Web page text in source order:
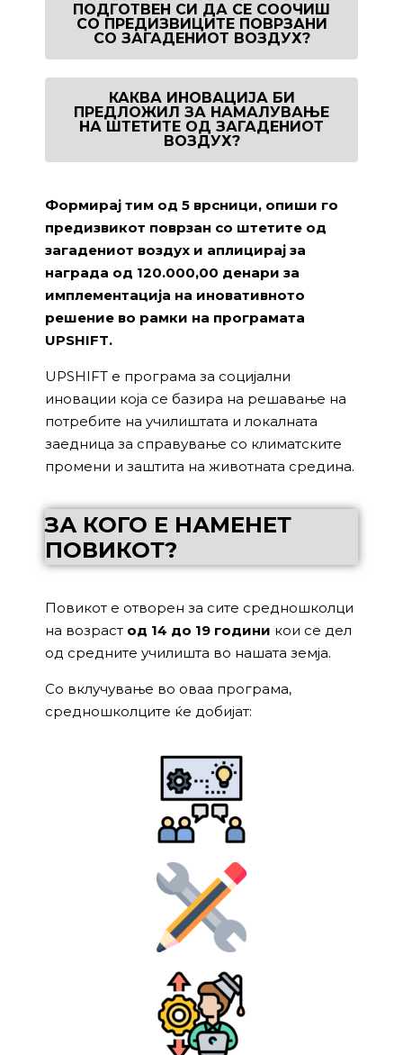
ПОДГОТВЕН СИ ДА СЕ СООЧИШ
СО ПРЕДИЗВИЦИТЕ ПОВРЗАНИ
СО ЗАГАДЕНИОТ ВОЗДУХ?​
КАКВА ИНОВАЦИЈА БИ
ПРЕДЛОЖИЛ ЗА НАМАЛУВАЊЕ
НА ШТЕТИТЕ ОД ЗАГАДЕНИОТ
ВОЗДУХ?
Формирај тим од 5 врсници, опиши го
предизвикот поврзан со штетите од
загадениот воздух и аплицирај за
награда од 120.000,00 денари за
имплементација на иновативното
решение во рамки на програмата
UPSHIFT.
UPSHIFT е програма за социјални
иновации која се базира на решавање на
потребите на училиштата и локалната
заедница за справување со климатските
промени и заштита на животната средина.
ЗА КОГО Е НАМЕНЕТ
ПОВИКОТ?
Повикот е отворен за сите средношколци
на возраст од 14 до 19 години кои се дел
од средните училишта во нашата земја.
Со вклучување во оваа програма,
средношколците ќе добијат: